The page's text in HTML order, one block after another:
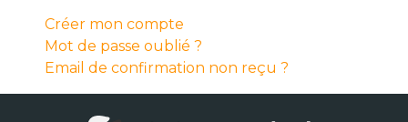
Créer mon compte
Mot de passe oublié ?
Email de confirmation non reçu ?